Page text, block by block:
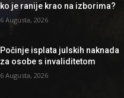
ko je ranije krao na izborima?
6 Augusta, 2026
Počinje isplata julskih naknada
za osobe s invaliditetom
6 Augusta, 2026